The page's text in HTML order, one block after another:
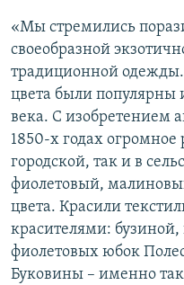
«Мы стремились
своеобразной
традиционной
цвета были популярны
века. С изобретением
1850-х годах огромное
городской, так и в
фиолетовый,
цвета. Красили
красителями:
фиолетовых юбок
Буковины – именно